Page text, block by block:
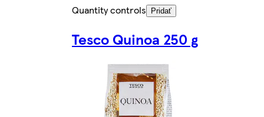
Quantity controls
Pridať
Tesco Quinoa 250 g